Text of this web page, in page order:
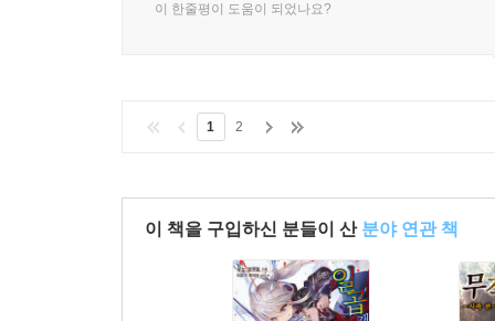
이 한줄평이 도움이 되었나요?
1 2
이 책을 구입하신 분들이 산 분야 연관 책